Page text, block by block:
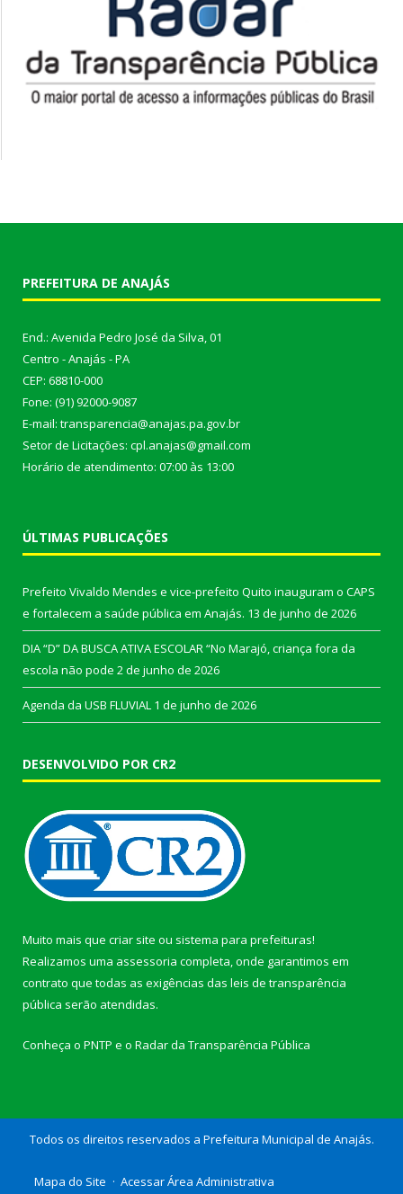
PREFEITURA DE ANAJÁS
End.: Avenida Pedro José da Silva, 01
Centro - Anajás - PA
CEP: 68810-000
Fone: (91) 92000-9087
E-mail: transparencia@anajas.pa.gov.br
Setor de Licitações: cpl.anajas@gmail.com
Horário de atendimento: 07:00 às 13:00
ÚLTIMAS PUBLICAÇÕES
Prefeito Vivaldo Mendes e vice-prefeito Quito inauguram o CAPS
e fortalecem a saúde pública em Anajás. 13 de junho de 2026
DIA “D” DA BUSCA ATIVA ESCOLAR “No Marajó, criança fora da
escola não pode 2 de junho de 2026
Agenda da USB FLUVIAL 1 de junho de 2026
DESENVOLVIDO POR CR2
Muito mais que criar site ou sistema para prefeituras!
Realizamos uma assessoria completa, onde garantimos em
contrato que todas as exigências das leis de transparência
pública serão atendidas.
Conheça o PNTP e o Radar da Transparência Pública
Todos os direitos reservados a Prefeitura Municipal de Anajás.
Mapa do Site
Acessar Área Administrativa